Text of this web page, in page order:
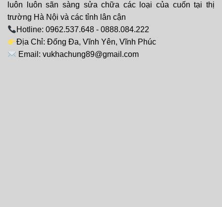
luôn luôn sãn sàng sửa chữa các loại của cuốn tại thị
trường Hà Nội và các tỉnh lân cận
Hotline: 0962.537.648 - 0888.084.222
Địa Chỉ: Đống Đa, Vĩnh Yên, Vĩnh Phúc
Email: vukhachung89@gmail.com